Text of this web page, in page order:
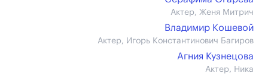
Актер, Женя Митрич
Владимир Кошевой
Актер, Игорь Константинович Багиров
Агния Кузнецова
Актер, Ника